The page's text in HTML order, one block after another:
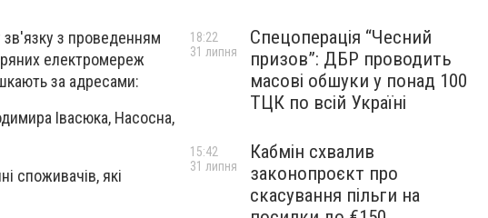
зв'язку з проведенням
електромереж
за адресами:
Івасюка, Насосна,
споживачів, які
Спецоперація “Чесний
призов”: ДБР проводить
масові обшуки у понад 100
ТЦК по всій Україні
18:22
31 липня
Кабмін схвалив
законопроєкт про
скасування пільги на
15:42
31 липня